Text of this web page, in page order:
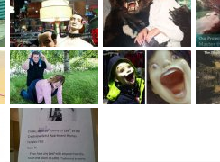
werden aus Deinem Kommentar entfernt.
verwende "www." oder "http://" in URLs
Kommentar Antworten erscheinen.
dieser Seite weitere Kommentare erscheinen.